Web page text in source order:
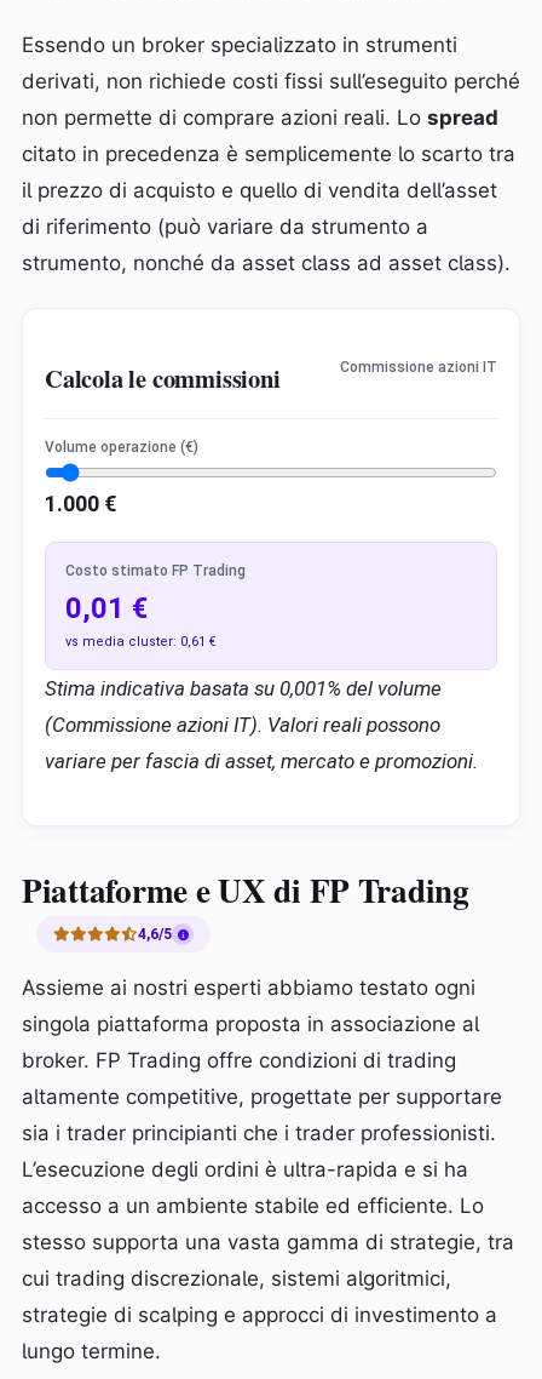
Essendo un broker specializzato in strumenti
derivati, non richiede costi fissi sull’eseguito perché
non permette di comprare azioni reali. Lo spread
citato in precedenza è semplicemente lo scarto tra
il prezzo di acquisto e quello di vendita dell’asset
di riferimento (può variare da strumento a
strumento, nonché da asset class ad asset class).
Calcola le commissioni Commissione azioni IT
Volume operazione (€)
1.000 €
Costo stimato FP Trading
0,01 €
vs media cluster: 0,61 €
Stima indicativa basata su 0,001% del volume
(Commissione azioni IT). Valori reali possono
variare per fascia di asset, mercato e promozioni.
Piattaforme e UX di FP Trading
4,6/5
Assieme ai nostri esperti abbiamo testato ogni
singola piattaforma proposta in associazione al
broker. FP Trading offre condizioni di trading
altamente competitive, progettate per supportare
sia i trader principianti che i trader professionisti.
L’esecuzione degli ordini è ultra-rapida e si ha
accesso a un ambiente stabile ed efficiente. Lo
stesso supporta una vasta gamma di strategie, tra
cui trading discrezionale, sistemi algoritmici,
strategie di scalping e approcci di investimento a
lungo termine.